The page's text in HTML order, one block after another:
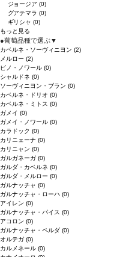
ジョージア(0)
グアテマラ(0)
ギリシャ(0)
もっと見る
●葡萄品種で選ぶ▼
カベルネ・ソーヴィニヨン (2)
メルロー (2)
ピノ・ノワール (0)
シャルドネ (0)
ソーヴィニヨン・ブラン (0)
カベルネ・ドリオ (0)
カベルネ・ミトス (0)
ガメイ (0)
ガメイ・ノワール (0)
カラドック (0)
カリニェーナ (0)
カリニャン (0)
ガルガネーガ (0)
ガルダ・カベルネ (0)
ガルダ・メルロー (0)
ガルナッチャ (0)
ガルナッチャ・ローハ (0)
アイレン (0)
ガルナッチャ・パイス (0)
アコロン (0)
ガルナッチャ・ペルダ (0)
オルテガ (0)
カルメネール (0)